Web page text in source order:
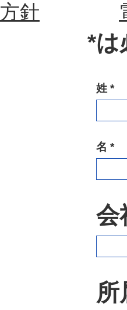
方針
*は
姓 *
名 *
会
所